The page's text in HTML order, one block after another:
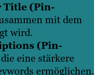
Title (Pin-
mit dem
wird.
(Pin-
die eine stärkere
ermöglichen.